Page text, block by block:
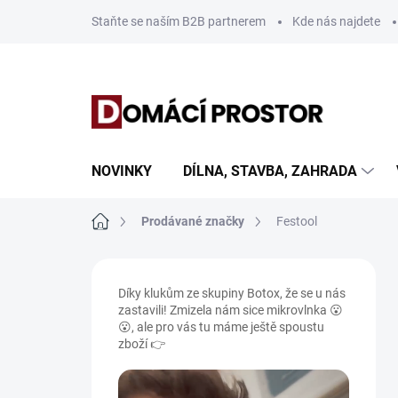
Staňte se naším B2B partnerem Kde nás najdete
NOVINKY DÍLNA, STAVBA, ZAHRADA
Domů Prodávané značky Festool
Díky klukům ze skupiny Botox, že se u nás
zastavili! Zmizela nám sice mikrovlnka 😮
😮, ale pro vás tu máme ještě spoustu
zboží 👉